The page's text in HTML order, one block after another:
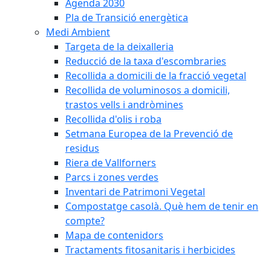
Agenda 2030
Pla de Transició energètica
Medi Ambient
Targeta de la deixalleria
Reducció de la taxa d'escombraries
Recollida a domicili de la fracció vegetal
Recollida de voluminosos a domicili,
trastos vells i andròmines
Recollida d'olis i roba
Setmana Europea de la Prevenció de
residus
Riera de Vallforners
Parcs i zones verdes
Inventari de Patrimoni Vegetal
Compostatge casolà. Què hem de tenir en
compte?
Mapa de contenidors
Tractaments fitosanitaris i herbicides